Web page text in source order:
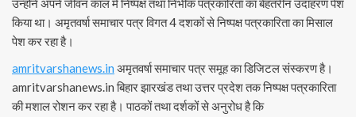
उन्होंने अपने जीवन काल में निष्पक्ष तथा निर्भीक पत्रकारिता का बेहतरीन उदाहरण पेश
किया था। अमृतवर्षा समाचार पत्र विगत 4 दशकों से निष्पक्ष पत्रकारिता का मिसाल
पेश कर रहा है।
amritvarshanews.in अमृतवर्षा समाचार पत्र समूह का डिजिटल संस्करण है।
amritvarshanews.in बिहार झारखंड तथा उत्तर प्रदेश तक निष्पक्ष पत्रकारिता
की मशाल रोशन कर रहा है। पाठकों तथा दर्शकों से अनुरोध है कि